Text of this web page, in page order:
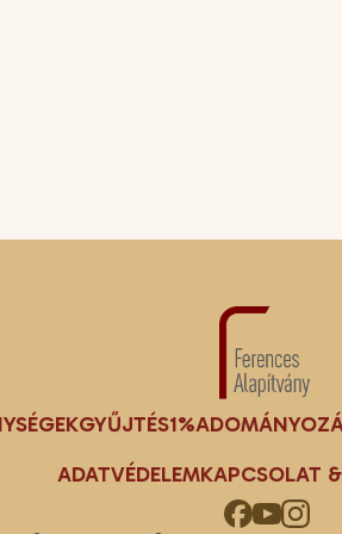
GYŰJTÉS1%
ADATVÉDELEMKAPCSOLAT